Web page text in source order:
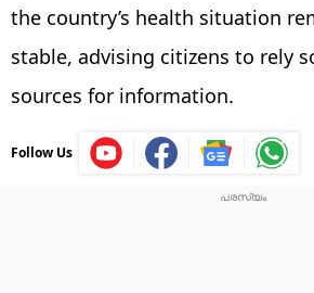
the country’s health situation
stable, advising citizens to rely
sources for information.
Follow Us